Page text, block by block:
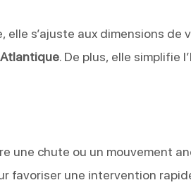
elle s’ajuste aux dimensions
. De plus, elle simplifie
une chute ou un mouvement
favoriser une intervention